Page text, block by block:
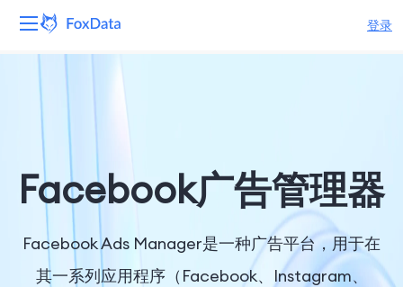
登录
解决方案
Facebook广告管理器
Facebook Ads Manager是一种广告平台，用于在
其一系列应用程序（Facebook、Instagram、